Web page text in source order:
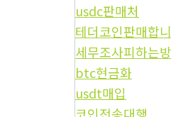
usdc판매처
테더코인판매합
세무조사피하는
btc현금화
usdt매입
코인전송대행